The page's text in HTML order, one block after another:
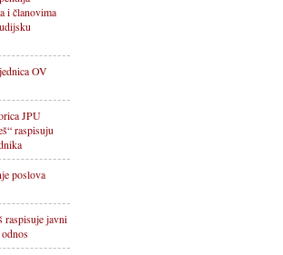
i članovima
OV
JPU
raspisuju
poslova
raspisuje javni